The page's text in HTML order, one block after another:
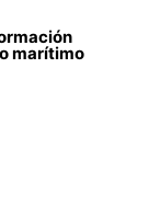
marítimo